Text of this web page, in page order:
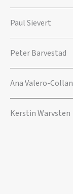
Paul Sievert
Peter Barvestad
Ana Valero-
Kerstin Warvsten